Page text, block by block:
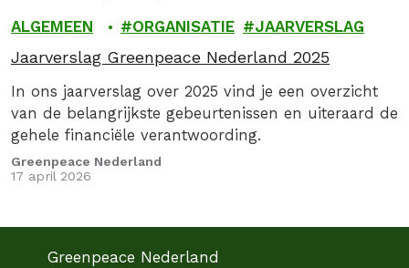
ALGEMEEN ORGANISATIE JAARVERSLAG
Jaarverslag Greenpeace Nederland 2025
In ons jaarverslag over 2025 vind je een overzicht
van de belangrijkste gebeurtenissen en uiteraard de
gehele financiële verantwoording.
Greenpeace Nederland
17 april 2026
Greenpeace Nederland